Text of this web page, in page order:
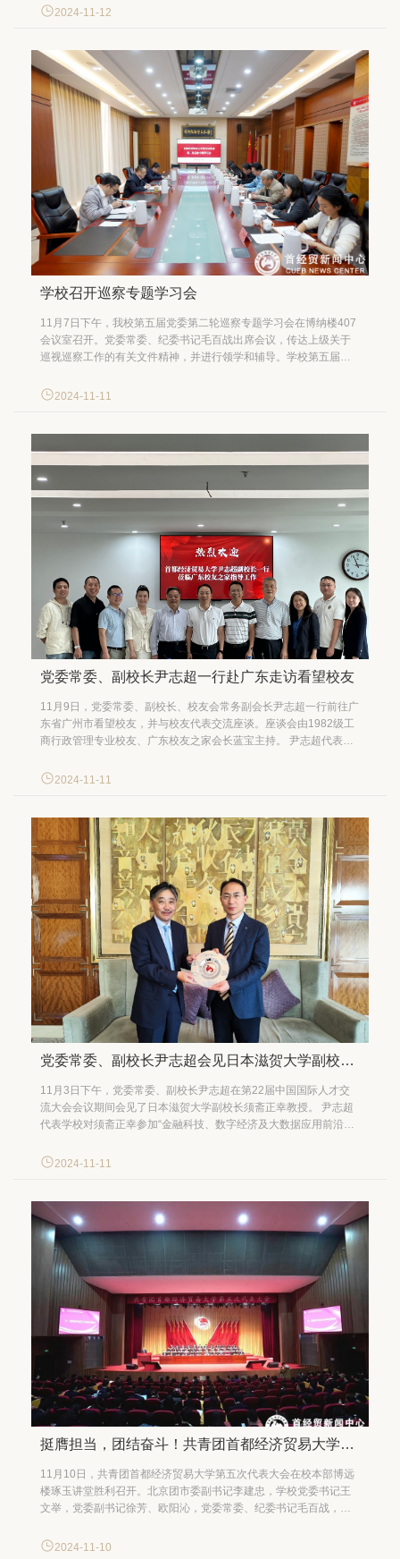
党组织靠拢，争做政治合格、执行纪律合格、品德合格、发挥作用
2024-11-12
学校召开巡察专题学习会
11月7日下午，我校第五届党委第二轮巡察专题学习会在博纳楼407
会议室召开。党委常委、纪委书记毛百战出席会议，传达上级关于
巡视巡察工作的有关文件精神，并进行领学和辅导。学校第五届党
察工作办公室副主任李俊参加会议。会议由党政办公室主任兼党委
2024-11-11
党委常委、副校长尹志超一行赴广东走访看望校友
11月9日，党委常委、副校长、校友会常务副会长尹志超一行前往广
东省广州市看望校友，并与校友代表交流座谈。座谈会由1982级工
商行政管理专业校友、广东校友之家会长蓝宝主持。 尹志超代表学
学科建设、科学研究、师资队伍建设等方面开展的工作和取得的成
2024-11-11
党委常委、副校长尹志超会见日本滋贺大学副校长须斋正幸
11月3日下午，党委常委、副校长尹志超在第22届中国国际人才交
流大会会议期间会见了日本滋贺大学副校长须斋正幸教授。 尹志超
代表学校对须斋正幸参加“金融科技、数字经济及大数据应用前沿论
研究、师资团队等方面介绍了学校的发展历程以及在学科建设和服
2024-11-11
挺膺担当，团结奋斗！共青团首都经济贸易大学第五次代表大会胜利召开
11月10日，共青团首都经济贸易大学第五次代表大会在校本部博远
楼琢玉讲堂胜利召开。北京团市委副书记李建忠，学校党委书记王
文举，党委副书记徐芳、欧阳沁，党委常委、纪委书记毛百战，党
部部长付琳出席开幕会。首都医科大学团委书记周玲微，校工会常
2024-11-10